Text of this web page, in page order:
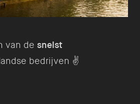
van de snelst
bedrijven ✌️